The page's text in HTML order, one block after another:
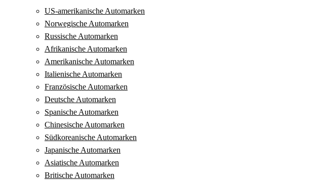
US-amerikanische Automarken
Norwegische Automarken
Russische Automarken
Afrikanische Automarken
Amerikanische Automarken
Italienische Automarken
Französische Automarken
Deutsche Automarken
Spanische Automarken
Chinesische Automarken
Südkoreanische Automarken
Japanische Automarken
Asiatische Automarken
Britische Automarken